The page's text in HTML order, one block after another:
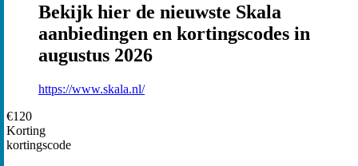
Bekijk hier de nieuwste Skala
aanbiedingen en kortingscodes in
augustus 2026
https://www.skala.nl/
€120
Korting
kortingscode